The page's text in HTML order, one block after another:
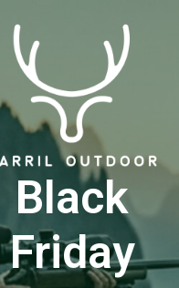
Black
Friday